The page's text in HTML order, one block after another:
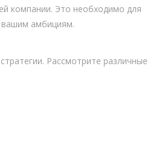
компании. Это необходимо для
амбициям.
Рассмотрите различные